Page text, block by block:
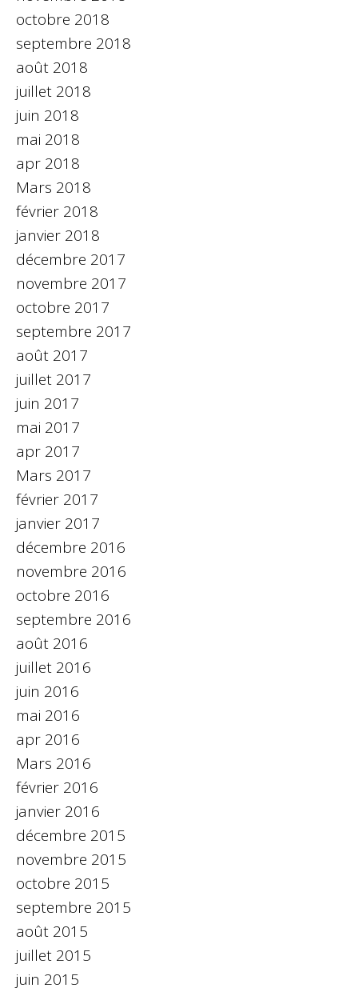
octobre 2018
septembre 2018
août 2018
juillet 2018
juin 2018
mai 2018
apr 2018
Mars 2018
février 2018
janvier 2018
décembre 2017
novembre 2017
octobre 2017
septembre 2017
août 2017
juillet 2017
juin 2017
mai 2017
apr 2017
Mars 2017
février 2017
janvier 2017
décembre 2016
novembre 2016
octobre 2016
septembre 2016
août 2016
juillet 2016
juin 2016
mai 2016
apr 2016
Mars 2016
février 2016
janvier 2016
décembre 2015
novembre 2015
octobre 2015
septembre 2015
août 2015
juillet 2015
juin 2015